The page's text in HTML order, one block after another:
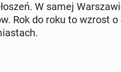
W samej
Rok do roku to wzrost